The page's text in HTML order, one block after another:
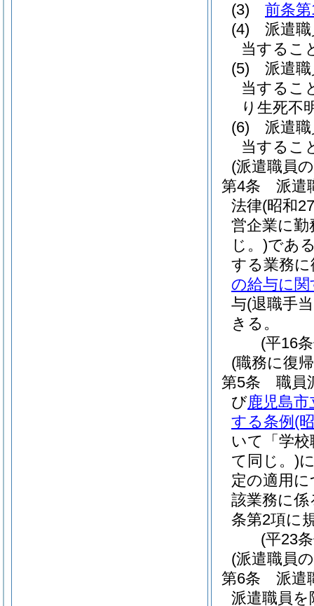
(3)
前条
(4)
派遣
当するこ
(5)
派遣
当するこ
り生死不
(6)
派遣
当するこ
(派遣職員
第4条
派遣
法律(昭和
営企業に
じ。)であ
する業務
の給与に
与(退職手
きる。
(平16
(職務に復
第5条
職員
び鹿児島
する条例 (
いて「学
て同じ。)
定の適用
該業務に係
条第2項に
(平23
(派遣職員
第6条
派遣
派遣職員を